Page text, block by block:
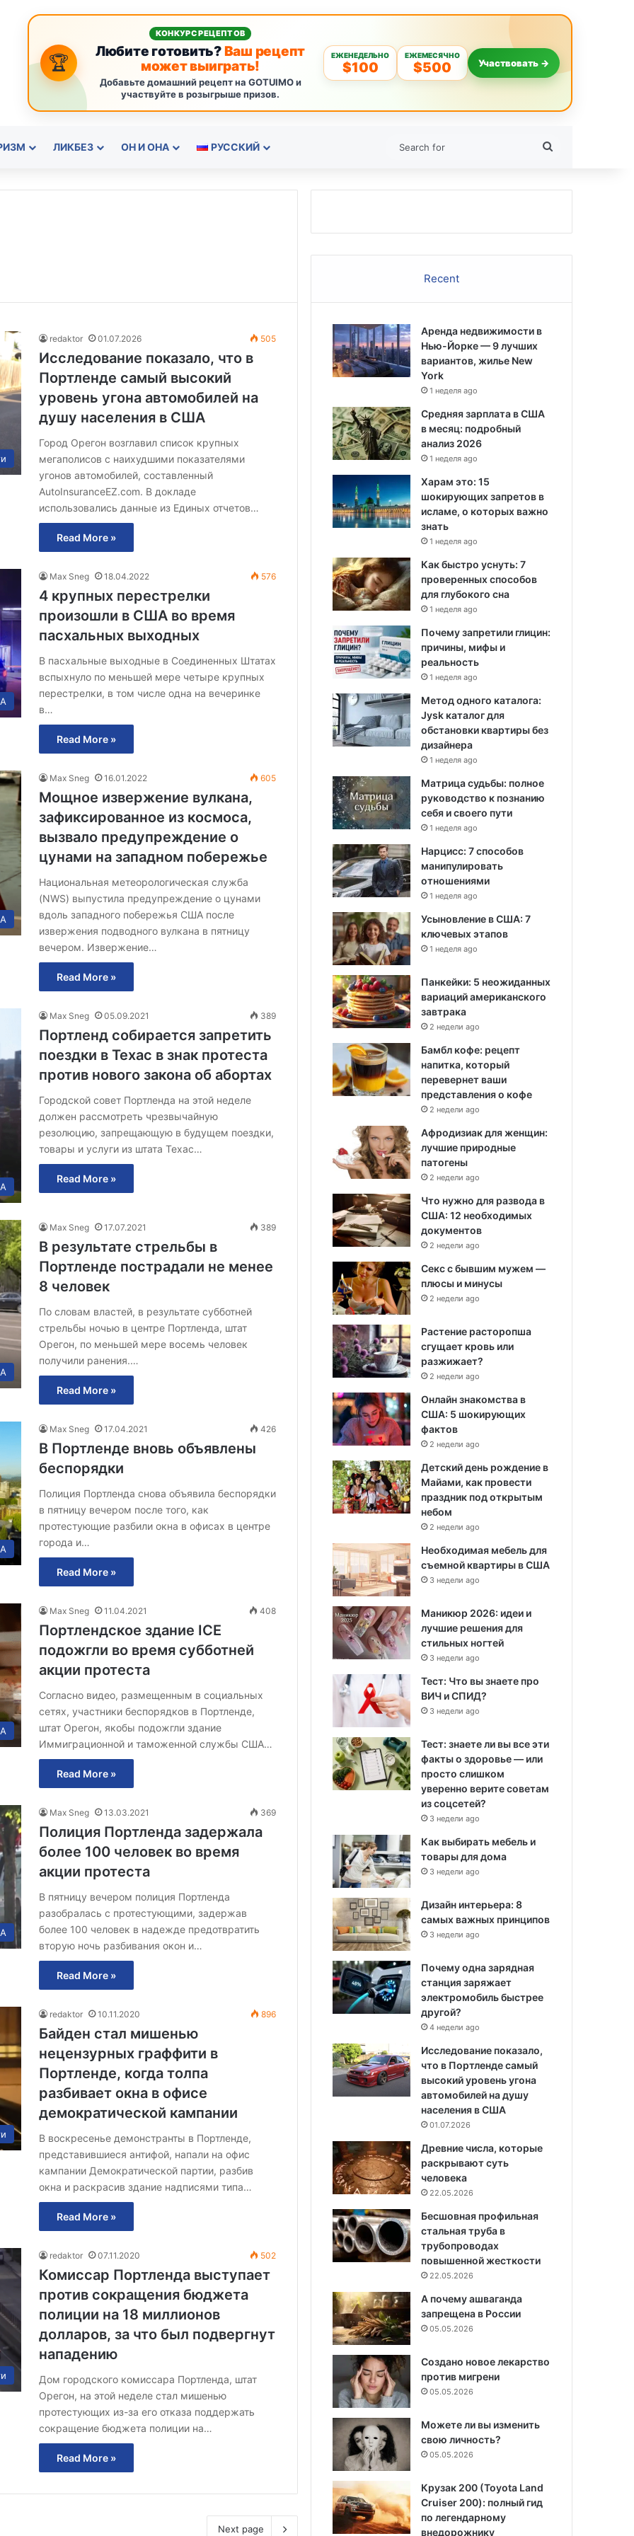
🏆
КОНКУРС РЕЦЕПТОВ
Любите готовить?Ваш рецепт
может выиграть!
Добавьте домашний рецепт на GOTUIMO и
участвуйте в розыгрыше призов.
ЕЖЕНЕДЕЛЬНО
$100
ЕЖЕМЕСЯЧНО
$500 Участвовать →
ЛИКБЕЗ ОН И ОНА РУССКИЙ
redaktor 01.07.2026 505
Исследование показало, что в
Портленде самый высокий
уровень угона автомобилей на
душу населения в США
Город Орегон возглавил список крупных
мегаполисов с наихудшими показателями
угонов автомобилей, составленный
AutoInsuranceEZ.com. В докладе
использовались данные из Единых отчетов…
Read More »
Max Sneg 18.04.2022 576
4 крупных перестрелки
произошли в США во время
пасхальных выходных
В пасхальные выходные в Соединенных Штатах
вспыхнуло по меньшей мере четыре крупных
перестрелки, в том числе одна на вечеринке
в…
Read More »
Max Sneg 16.01.2022 605
Мощное извержение вулкана,
зафиксированное из космоса,
вызвало предупреждение о
цунами на западном побережье
Национальная метеорологическая служба
(NWS) выпустила предупреждение о цунами
вдоль западного побережья США после
извержения подводного вулкана в пятницу
вечером. Извержение…
Read More »
Max Sneg 05.09.2021 389
Портленд собирается запретить
поездки в Техас в знак протеста
против нового закона об абортах
Городской совет Портленда на этой неделе
должен рассмотреть чрезвычайную
резолюцию, запрещающую в будущем поездки,
товары и услуги из штата Техас…
Read More »
Max Sneg 17.07.2021 389
В результате стрельбы в
Портленде пострадали не менее
8 человек
По словам властей, в результате субботней
стрельбы ночью в центре Портленда, штат
Орегон, по меньшей мере восемь человек
получили ранения.…
Read More »
Max Sneg 17.04.2021 426
В Портленде вновь объявлены
беспорядки
Полиция Портленда снова объявила беспорядки
в пятницу вечером после того, как
протестующие разбили окна в офисах в центре
города и…
Read More »
Max Sneg 11.04.2021 408
Портлендское здание ICE
подожгли во время субботней
акции протеста
Согласно видео, размещенным в социальных
сетях, участники беспорядков в Портленде,
штат Орегон, якобы подожгли здание
Иммиграционной и таможенной службы США…
Read More »
Max Sneg 13.03.2021 369
Полиция Портленда задержала
более 100 человек во время
акции протеста
В пятницу вечером полиция Портленда
разобралась с протестующими, задержав
более 100 человек в надежде предотвратить
вторую ночь разбивания окон и…
Read More »
redaktor 10.11.2020 896
Байден стал мишенью
нецензурных граффити в
Портленде, когда толпа
разбивает окна в офисе
демократической кампании
В воскресенье демонстранты в Портленде,
представившиеся антифой, напали на офис
кампании Демократической партии, разбив
окна и раскрасив здание надписями типа…
Read More »
redaktor 07.11.2020 502
Комиссар Портленда выступает
против сокращения бюджета
полиции на 18 миллионов
долларов, за что был подвергнут
нападению
Дом городского комиссара Портленда, штат
Орегон, на этой неделе стал мишенью
протестующих из-за его отказа поддержать
сокращение бюджета полиции на…
Read More »
Next page
Recent
Аренда недвижимости в
Нью-Йорке — 9 лучших
вариантов, жилье New
York
1 неделя ago
Средняя зарплата в США
в месяц: подробный
анализ 2026
1 неделя ago
Харам это: 15
шокирующих запретов в
исламе, о которых важно
знать
1 неделя ago
Как быстро уснуть: 7
проверенных способов
для глубокого сна
1 неделя ago
Почему запретили глицин:
причины, мифы и
реальность
1 неделя ago
Метод одного каталога:
Jysk каталог для
обстановки квартиры без
дизайнера
1 неделя ago
Матрица судьбы: полное
руководство к познанию
себя и своего пути
1 неделя ago
Нарцисс: 7 способов
манипулировать
отношениями
1 неделя ago
Усыновление в США: 7
ключевых этапов
1 неделя ago
Панкейки: 5 неожиданных
вариаций американского
завтрака
2 недели ago
Бамбл кофе: рецепт
напитка, который
перевернет ваши
представления о кофе
2 недели ago
Афродизиак для женщин:
лучшие природные
патогены
2 недели ago
Что нужно для развода в
США: 12 необходимых
документов
2 недели ago
Секс с бывшим мужем —
плюсы и минусы
2 недели ago
Растение расторопша
сгущает кровь или
разжижает?
2 недели ago
Онлайн знакомства в
США: 5 шокирующих
фактов
2 недели ago
Детский день рождение в
Майами, как провести
праздник под открытым
небом
2 недели ago
Необходимая мебель для
съемной квартиры в США
3 недели ago
Маникюр 2026: идеи и
лучшие решения для
стильных ногтей
3 недели ago
Тест: Что вы знаете про
ВИЧ и СПИД?
3 недели ago
Тест: знаете ли вы все эти
факты о здоровье — или
просто слишком
уверенно верите советам
из соцсетей?
3 недели ago
Как выбирать мебель и
товары для дома
3 недели ago
Дизайн интерьера: 8
самых важных принципов
3 недели ago
Почему одна зарядная
станция заряжает
электромобиль быстрее
другой?
4 недели ago
Исследование показало,
что в Портленде самый
высокий уровень угона
автомобилей на душу
населения в США
01.07.2026
Древние числа, которые
раскрывают суть
человека
22.05.2026
Бесшовная профильная
стальная труба в
трубопроводах
повышенной жесткости
22.05.2026
А почему ашваганда
запрещена в России
05.05.2026
Создано новое лекарство
против мигрени
05.05.2026
Можете ли вы изменить
свою личность?
05.05.2026
Крузак 200 (Toyota Land
Cruiser 200): полный гид
по легендарному
внедорожнику